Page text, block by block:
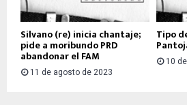
Silvano (re) inicia chantaje;
pide a moribundo PRD
abandonar el FAM
11 de agosto de 2023
Tipo
10